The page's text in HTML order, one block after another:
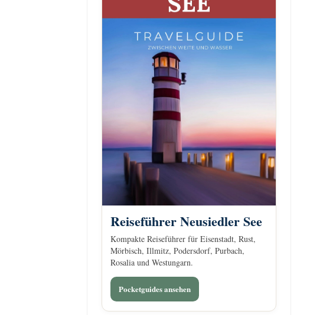
Reiseführer Neusiedler See
Kompakte Reiseführer für Eisenstadt, Rust,
Mörbisch, Illmitz, Podersdorf, Purbach,
Rosalia und Westungarn.
Pocketguides ansehen